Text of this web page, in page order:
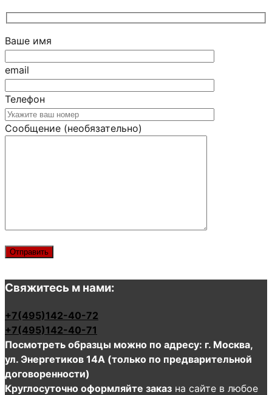
Ваше имя
email
Телефон
Сообщение (необязательно)
Свяжитесь м нами:
+7(495)142-40-72
+7(495)142-40-71
Посмотреть образцы можно по адресу: г. Москва,
ул. Энергетиков 14А (только по предварительной
договоренности)
Круглосуточно оформляйте заказ на сайте в любое